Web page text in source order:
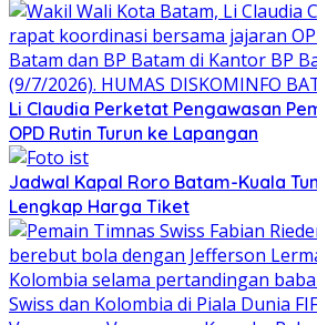
Li Claudia Perketat Pengawasan
OPD Rutin Turun ke Lapangan
Jadwal Kapal Roro Batam-Kuala
Lengkap Harga Tiket